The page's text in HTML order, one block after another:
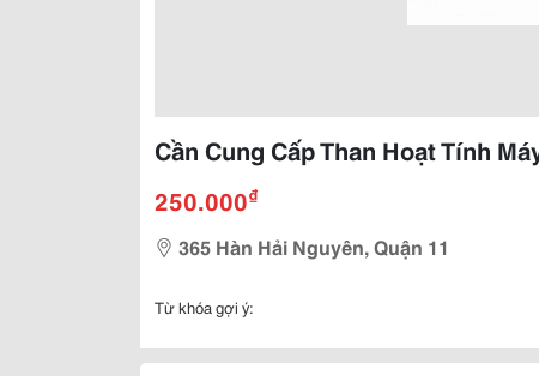
Cần Cung Cấp Than Hoạt Tính
250.000₫
365 Hàn Hải Nguyên, Quận 11
Từ khóa gợi ý: